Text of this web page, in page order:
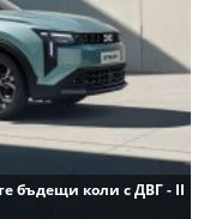
бъдещи коли с ДВГ - II